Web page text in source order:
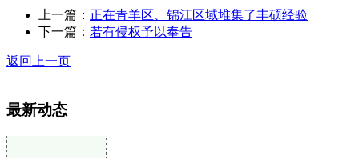
上一篇： 正在青羊区、锦江区域堆集了丰硕经验
下一篇： 若有侵权予以奉告
返回上一页
最新动态